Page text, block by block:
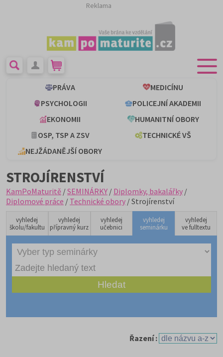
Reklama
PRÁVA
MEDICÍNU
PSYCHOLOGII
POLICEJNÍ AKADEMII
EKONOMII
HUMANITNÍ OBORY
OSP, TSP A ZSV
TECHNICKÉ VŠ
NEJŽÁDANĚJŠÍ OBORY
STROJÍRENSTVÍ
KamPoMaturitě /SEMINÁRKY / Diplomky, bakalářky /
Diplomové práce / Technické obory / Strojírenství
vyhledej
školu/fakultu
vyhledej
přípravný kurz
vyhledej
učebnici
vyhledej
seminárku
vyhledej
ve fulltextu
Řazení :